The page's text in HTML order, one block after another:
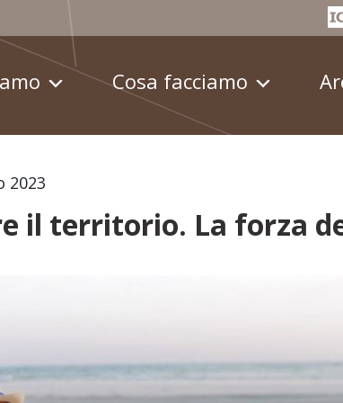
Cosa facciamo
2023
il territorio. La forza